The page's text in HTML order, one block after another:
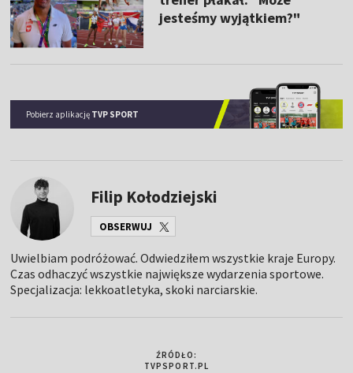
jesteśmy wyjątkiem?"
Pobierz aplikację TVP SPORT
Filip Kołodziejski
OBSERWUJ
Uwielbiam podróżować. Odwiedziłem wszystkie kraje Europy.
Czas odhaczyć wszystkie największe wydarzenia sportowe.
Specjalizacja: lekkoatletyka, skoki narciarskie.
ŹRÓDŁO:
TVPSPORT.PL